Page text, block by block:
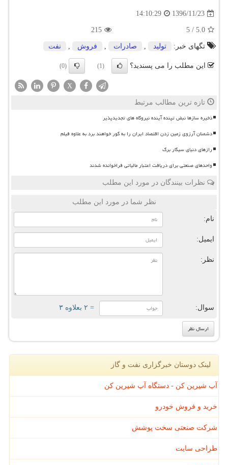
1396/11/23
14:10:29
5.0
/
5
215
تگهای خبر: تولید , صادرات , فروش , نفت
این مطلب را می پسندید؟ (1)
(0)
X
تازه ترین مطالب مرتبط
ذخیره سازها نبض تپنده آینده نیروگاه های تجدیدپذیر
دشمنان آرزوی زمین زدن اقتصاد ایران را به گور خواهند برد به علاوه فیلم
رازهای دنیای سیگار برگ
واحدهای صنعتی برای دریافت اعتبار مالیاتی فراخوانده شدند
نظرات بینندگان در مورد این مطلب
نظر شما در مورد این مطلب
نام:
ایمیل:
نظر:
سوال: = ۲ بعلاوه ۳
لینک دوستان خبرگزاری نفت و گاز
آب شیرین کن - دستگاه آب شیرین کن
خرید و فروش خودرو
شرکت صنعتی سخت پوشش
طراحی سایت